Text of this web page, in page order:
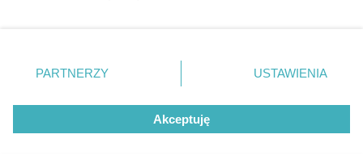
© 2026 Grupa ZPR Media
zmienić/wycofać klikając przycisk ustawień prywatności
znajdujący się w lewym dolnym rogu strony
rodzaje przetwarzania danych nie wymagają zgody
użytkownika, ale masz prawo sprzeciwić się takiemu
przetwarzaniu. Preferencje będą miały zastosowanie tylko
PARTNERZY USTAWIENIA
Akceptuję